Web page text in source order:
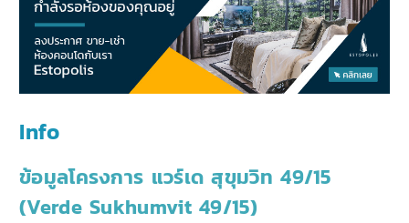
Info
ข้อมูลโครงการ แวร์เด สุขุมวิท 49/15
(Verde Sukhumvit 49/15)